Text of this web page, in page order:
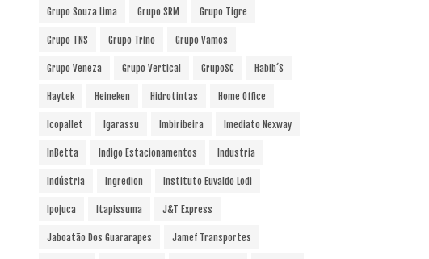
Grupo Souza Lima Grupo SRM Grupo Tigre
Grupo TNS Grupo Trino Grupo Vamos
Grupo Veneza Grupo Vertical GrupoSC Habib´s
Haytek Heineken Hidrotintas Home Office
Icopallet Igarassu Imbiribeira Imediato Nexway
InBetta Indigo Estacionamentos Industria
Indústria Ingredion Instituto Euvaldo Lodi
Ipojuca Itapissuma J&T Express
Jaboatão Dos Guararapes Jamef Transportes